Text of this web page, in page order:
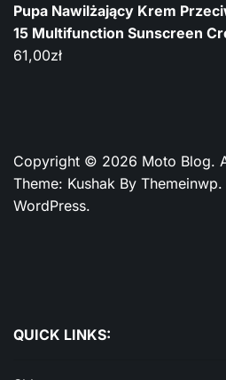
Pupa Nawilżający Krem
15 Multifunction Sunscreen
61,00zł
Copyright © 2026 Moto Blog.
Theme: Kushak By Themeinwp.
WordPress.
QUICK LINKS: